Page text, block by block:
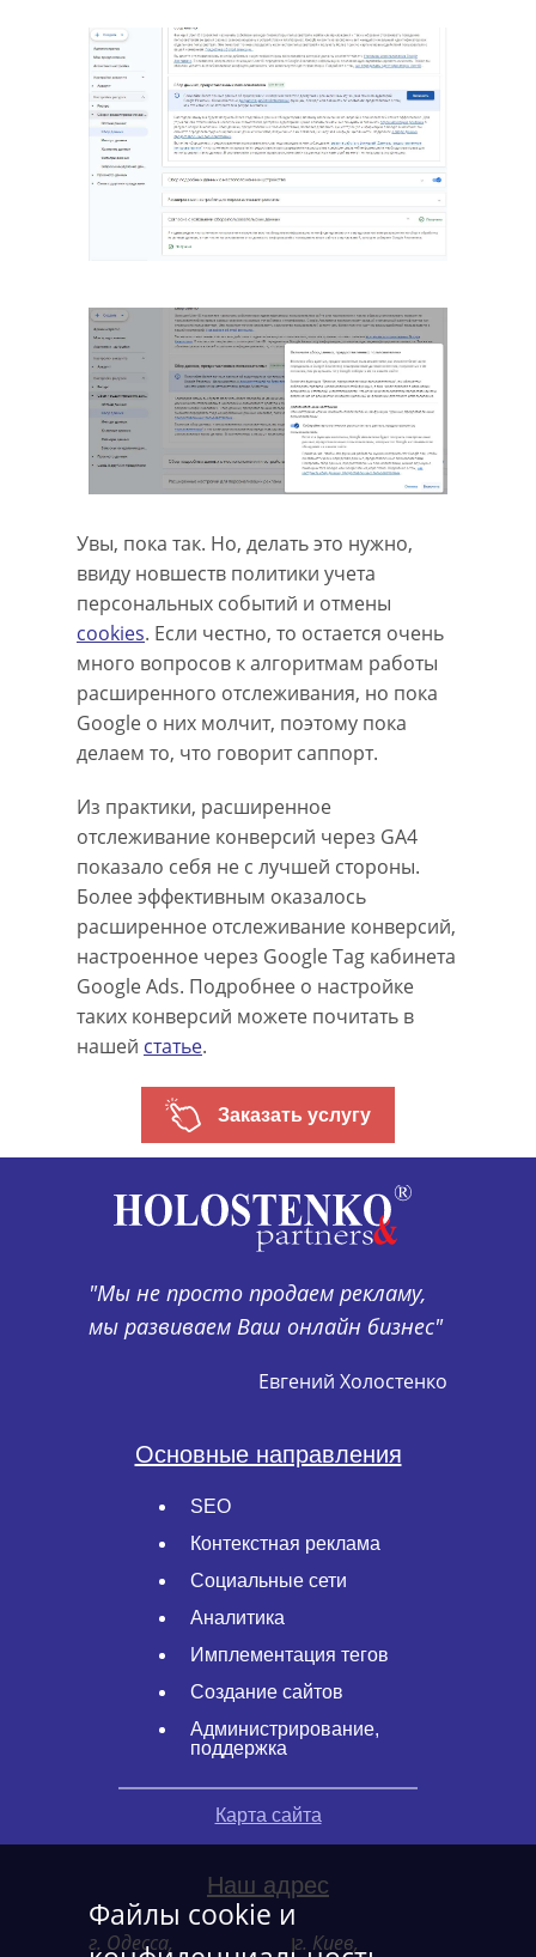
Увы, пока так. Но, делать это нужно,
ввиду новшеств политики учета
персональных событий и отмены
cookies. Если честно, то остается очень
много вопросов к алгоритмам работы
расширенного отслеживания, но пока
Google о них молчит, поэтому пока
делаем то, что говорит саппорт.
Из практики, расширенное
отслеживание конверсий через GA4
показало себя не с лучшей стороны.
Более эффективным оказалось
расширенное отслеживание конверсий,
настроенное через Google Tag кабинета
Google Ads. Подробнее о настройке
таких конверсий можете почитать в
нашей статье.
Заказать услугу
"Мы не просто продаем рекламу,
мы развиваем Ваш онлайн бизнес"
Евгений Холостенко
Основные направления
SEO
Контекстная реклама
Социальные сети
Аналитика
Имплементация тегов
Создание сайтов
Администрирование,
поддержка
Карта сайта
Наш адрес
г. Одесса, г. Киев,
Файлы cookie и